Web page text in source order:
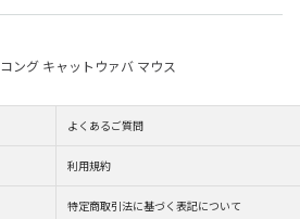
コング キャットウァバ マウス
よくあるご質問
利用規約
特定商取引法に基づく表記について